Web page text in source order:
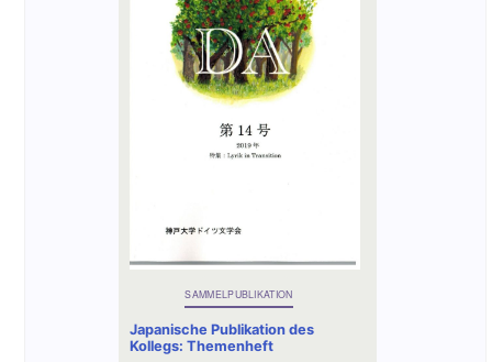
SAMMELPUBLIKATION
Japanische Publikation des
Kollegs: Themenheft